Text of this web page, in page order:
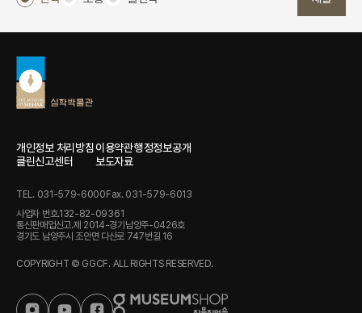
개인정보 처리방침 이용약관행정정보공개
클린신고센터
보도자료
TEL. 031-579-6000Fax. 031-579-6013
사업자 번호.132-82-09361
통신판매업신고.제 2014-경기남양주-0426호
경기도 남양주시 조안면 다산로 747번길 16
COPYRIGHT © GGCF. ALL RIGHTS RESERVED.